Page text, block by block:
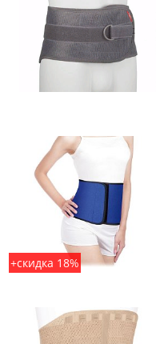
+скидка 18%